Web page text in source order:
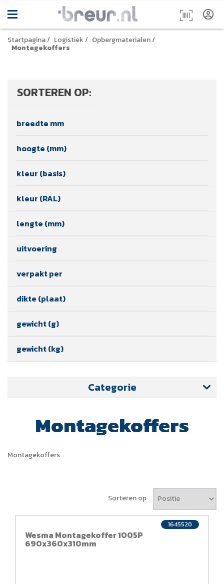
Startpagina/ Logistiek/ Opbergmaterialen/
Montagekoffers
SORTEREN OP:
breedte mm
hoogte (mm)
kleur (basis)
kleur (RAL)
lengte (mm)
uitvoering
verpakt per
dikte (plaat)
gewicht (g)
gewicht (kg)
Categorie
Montagekoffers
Montagekoffers
Sorteren op
Wesma Montagekoffer 1005P
690x360x310mm
1645520